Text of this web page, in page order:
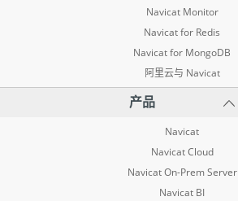
Navicat Monitor
Navicat for Redis
Navicat for MongoDB
阿里云与 Navicat
产品
Navicat
Navicat Cloud
Navicat On-Prem Server
Navicat BI